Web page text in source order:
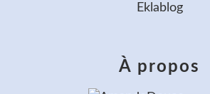
Eklablog
À propos